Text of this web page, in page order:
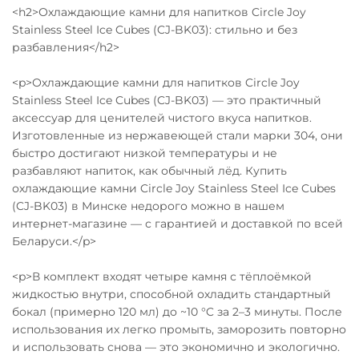
<h2>Охлаждающие камни для напитков Circle Joy
Stainless Steel Ice Cubes (CJ-BK03): стильно и без
разбавления</h2>
<p>Охлаждающие камни для напитков Circle Joy
Stainless Steel Ice Cubes (CJ-BK03) — это практичный
аксессуар для ценителей чистого вкуса напитков.
Изготовленные из нержавеющей стали марки 304, они
быстро достигают низкой температуры и не
разбавляют напиток, как обычный лёд. Купить
охлаждающие камни Circle Joy Stainless Steel Ice Cubes
(CJ-BK03) в Минске недорого можно в нашем
интернет-магазине — с гарантией и доставкой по всей
Беларуси.</p>
<p>В комплект входят четыре камня с тёплоёмкой
жидкостью внутри, способной охладить стандартный
бокал (примерно 120 мл) до ~10 °C за 2–3 минуты. После
использования их легко промыть, заморозить повторно
и использовать снова — это экономично и экологично.